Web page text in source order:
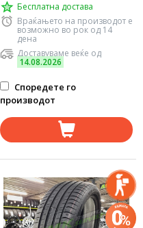
Бесплатна достава
Враќањето на производот е
возможно во рок од 14
дена
Доставуваме веќе од
14.08.2026
Споредете го
производот